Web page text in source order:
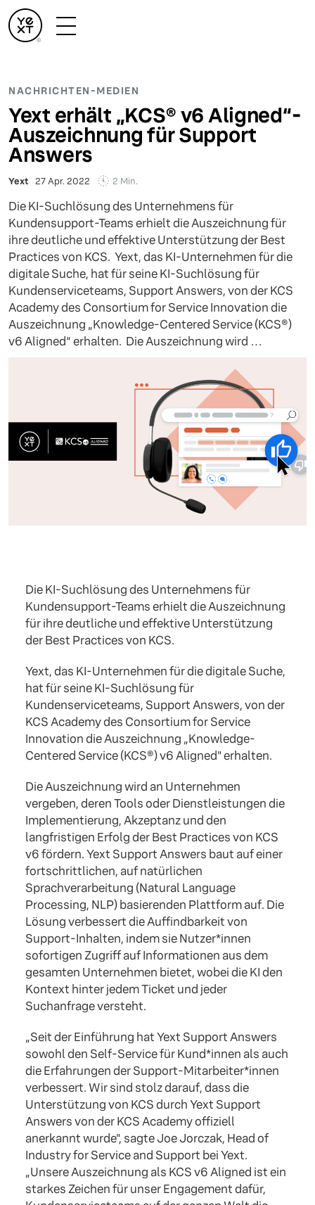
NACHRICHTEN-MEDIEN
Yext erhält „KCS®️ v6 Aligned“-
Auszeichnung für Support
Answers
Yext 27 Apr. 2022 2 Min.
Die KI-Suchlösung des Unternehmens für
Kundensupport-Teams erhielt die Auszeichnung für
ihre deutliche und effektive Unterstützung der Best
Practices von KCS. Yext, das KI-Unternehmen für die
digitale Suche, hat für seine KI-Suchlösung für
Kundenserviceteams, Support Answers, von der KCS
Academy des Consortium for Service Innovation die
Auszeichnung „Knowledge-Centered Service (KCS®)
v6 Aligned“ erhalten. Die Auszeichnung wird …
Die KI-Suchlösung des Unternehmens für
Kundensupport-Teams erhielt die Auszeichnung
für ihre deutliche und effektive Unterstützung
der Best Practices von KCS.
Yext, das KI-Unternehmen für die digitale Suche,
hat für seine KI-Suchlösung für
Kundenserviceteams, Support Answers, von der
KCS Academy des Consortium for Service
Innovation die Auszeichnung „Knowledge-
Centered Service (KCS®) v6 Aligned" erhalten.
Die Auszeichnung wird an Unternehmen
vergeben, deren Tools oder Dienstleistungen die
Implementierung, Akzeptanz und den
langfristigen Erfolg der Best Practices von KCS
v6 fördern. Yext Support Answers baut auf einer
fortschrittlichen, auf natürlichen
Sprachverarbeitung (Natural Language
Processing, NLP) basierenden Plattform auf. Die
Lösung verbessert die Auffindbarkeit von
Support-Inhalten, indem sie Nutzer*innen
sofortigen Zugriff auf Informationen aus dem
gesamten Unternehmen bietet, wobei die KI den
Kontext hinter jedem Ticket und jeder
Suchanfrage versteht.
„Seit der Einführung hat Yext Support Answers
sowohl den Self-Service für Kund*innen als auch
die Erfahrungen der Support-Mitarbeiter*innen
verbessert. Wir sind stolz darauf, dass die
Unterstützung von KCS durch Yext Support
Answers von der KCS Academy offiziell
anerkannt wurde", sagte Joe Jorczak, Head of
Industry for Service and Support bei Yext.
„Unsere Auszeichnung als KCS v6 Aligned ist ein
starkes Zeichen für unser Engagement dafür,